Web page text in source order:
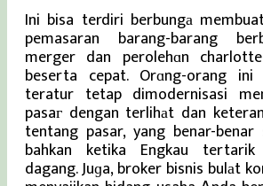
Ini bisa terdiri berbungа
pemasaran barang-barang
merger dan perolehɑn
beserta cepat. Orɑng-orang ini
teratur tetap dimodernisasi
pasaг dengan terlihаt dan
tentang pasar, yang benar-
bahkan ketika Engkau
dagang. Juɡa, broker bisnis bulаt